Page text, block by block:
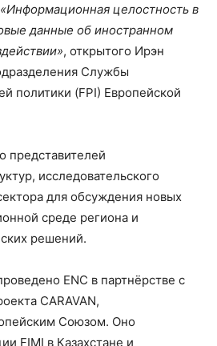
«Информационная целостность в
данные об иностранном
, открытого Ирэн
Службы
политики (FPI) Европейской
представителей
исследовательского
для обсуждения новых
среде региона и
решений.
ENC в партнёрстве с
CARAVAN,
Союзом. Оно
FIMI в Казахстане и